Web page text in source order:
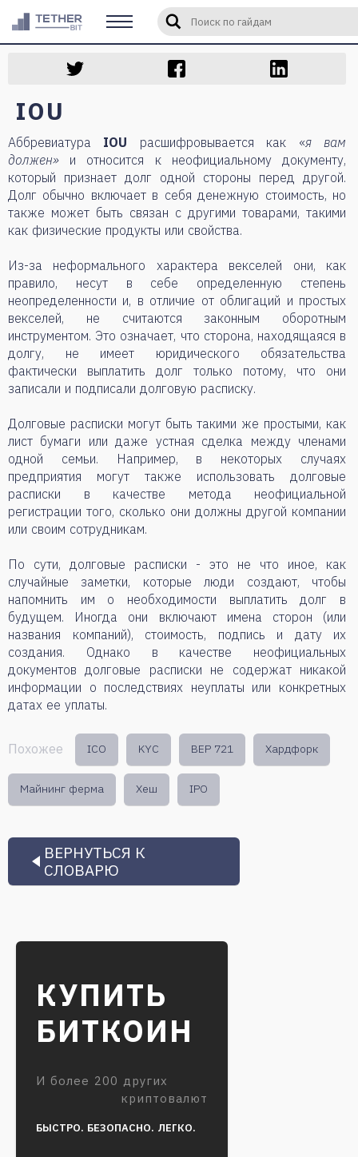
Введите слово или фразу для
IOU
Аббревиатура IOU расшифровывается как «я вам
должен» и относится к неофициальному документу,
который признает долг одной стороны перед другой.
Долг обычно включает в себя денежную стоимость, но
также может быть связан с другими товарами, такими
как физические продукты или свойства.
Из-за неформального характера векселей они, как
правило, несут в себе определенную степень
неопределенности и, в отличие от облигаций и простых
векселей, не считаются законным оборотным
инструментом. Это означает, что сторона, находящаяся в
долгу, не имеет юридического обязательства
фактически выплатить долг только потому, что они
записали и подписали долговую расписку.
Долговые расписки могут быть такими же простыми, как
лист бумаги или даже устная сделка между членами
одной семьи. Например, в некоторых случаях
предприятия могут также использовать долговые
расписки в качестве метода неофициальной
регистрации того, сколько они должны другой компании
или своим сотрудникам.
По сути, долговые расписки - это не что иное, как
случайные заметки, которые люди создают, чтобы
напомнить им о необходимости выплатить долг в
будущем. Иногда они включают имена сторон (или
названия компаний), стоимость, подпись и дату их
создания. Однако в качестве неофициальных
документов долговые расписки не содержат никакой
информации о последствиях неуплаты или конкретных
датах ее уплаты.
Похожее ICO KYC BEP 721 Хардфорк
Майнинг ферма Хеш IPO
ВЕРНУТЬСЯ К
СЛОВАРЮ
КУПИТЬ
БИТКОИН
И более 200 других
криптовалют
БЫСТРО. БЕЗОПАСНО. ЛЕГКО.